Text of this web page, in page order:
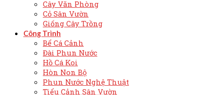
Cây Văn Phòng
Cỏ Sân Vườn
Giống Cây Trồng
Công Trình
Bể Cá Cảnh
Đài Phun Nước
Hồ Cá Koi
Hòn Non Bộ
Phun Nước Nghệ Thuật
Tiểu Cảnh Sân Vườn